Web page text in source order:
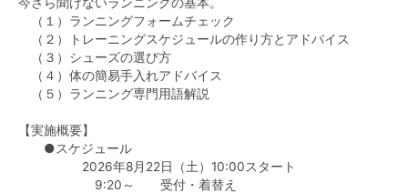
（１）ランニングフォームチェック
（２）トレーニングスケジュールの作り方とアドバイス
（３）シューズの選び方
（４）体の簡易手入れアドバイス
（５）ランニング専門用語解説
【実施概要】
●スケジュール
2026年8月22日（土）10:00スタート
9:20～ 受付・着替え